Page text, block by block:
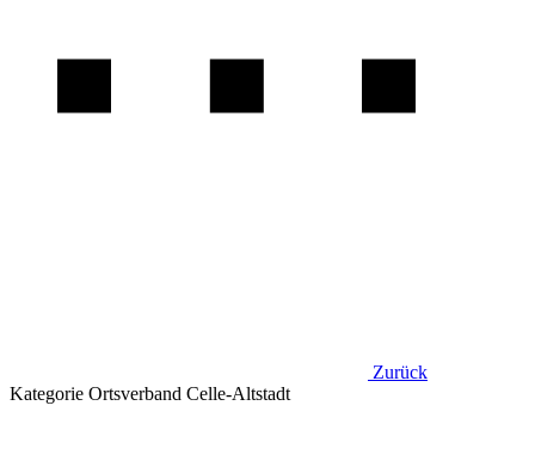
Zurück
Kategorie Ortsverband Celle-Altstadt